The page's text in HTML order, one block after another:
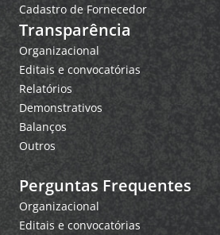
Cadastro de Fornecedor
Transparência
Organizacional
Editais e convocatórias
Relatórios
Demonstrativos
Balanços
Outros
Perguntas Frequentes
Organizacional
Editais e convocatórias